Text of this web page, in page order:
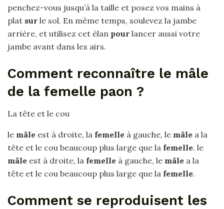
penchez-vous jusqu’à la taille et posez vos mains à
plat sur le sol. En même temps, soulevez la jambe
arrière, et utilisez cet élan pour lancer aussi votre
jambe avant dans les airs.
Comment reconnaître le mâle
de la femelle paon ?
La tête et le cou
le mâle est à droite, la femelle à gauche, le mâle a la
tête et le cou beaucoup plus large que la femelle. le
mâle est à droite, la femelle à gauche, le mâle a la
tête et le cou beaucoup plus large que la femelle.
Comment se reproduisent les